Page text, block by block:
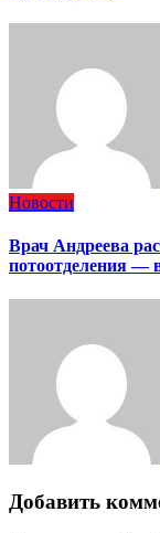
Новости
Врач Андреева
потоотделения —
Добавить